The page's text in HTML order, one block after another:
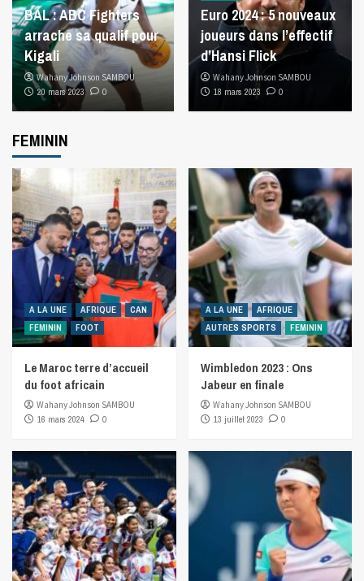
BAL : ABC Fighters
arrache sa qualif pour
Kigali
Wahany Johnson SAMBOU
20 mars 2023
0
Euro 2024 : 5 nouveaux
joueurs dans l’effectif
d’Hansi Flick
Wahany Johnson SAMBOU
18 mars 2023
0
FEMININ
A LA UNE AFRIQUE
CAN
FEMININ
FOOT
Le Maroc terre d’accueil
du foot africain
Wahany Johnson SAMBOU
16 mars 2024
0
A LA UNE
AFRIQUE
AUTRES SPORTS
FEMININ
Wimbledon 2023 : Ons
Jabeur en finale
Wahany Johnson SAMBOU
13 juillet 2023
0